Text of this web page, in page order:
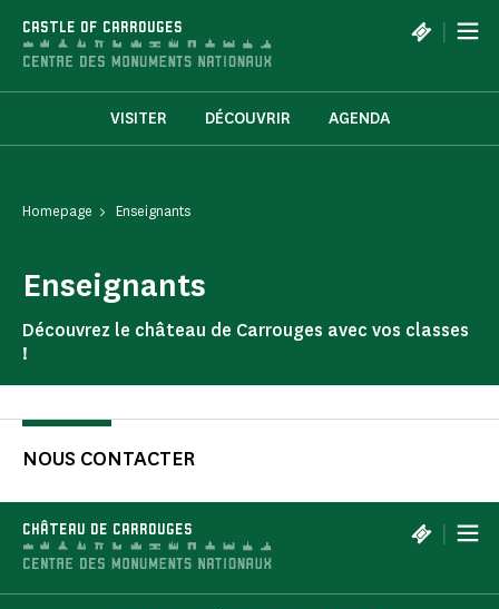
CASTLE OF CARROUGES |
VISITER DÉCOUVRIR AGENDA
Homepage Enseignants
Enseignants
Découvrez le château de Carrouges avec vos classes
!
NOUS CONTACTER
CHÂTEAU DE CARROUGES |